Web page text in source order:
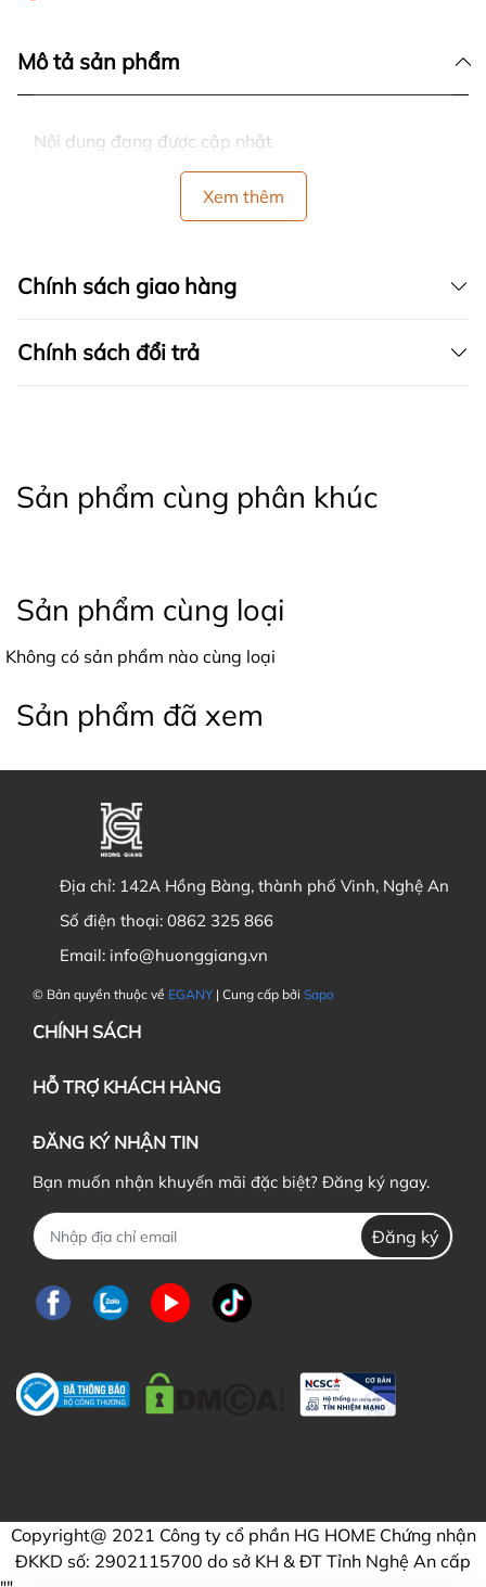
Mô tả sản phẩm
Nội dung đang được cập nhật
Xem thêm
Chính sách giao hàng
Chính sách đổi trả
Sản phẩm cùng phân khúc
Sản phẩm cùng loại
Không có sản phẩm nào cùng loại
Sản phẩm đã xem
Địa chỉ: 142A Hồng Bàng, thành phố Vinh, Nghệ An
Số điện thoại: 0862 325 866
Email: info@huonggiang.vn
© Bản quyền thuộc về EGANY | Cung cấp bởi Sapo
CHÍNH SÁCH
HỖ TRỢ KHÁCH HÀNG
ĐĂNG KÝ NHẬN TIN
Bạn muốn nhận khuyến mãi đặc biệt? Đăng ký ngay.
Đăng ký
Copyright@ 2021 Công ty cổ phần HG HOME Chứng nhận
ĐKKD số: 2902115700 do sở KH & ĐT Tỉnh Nghệ An cấp